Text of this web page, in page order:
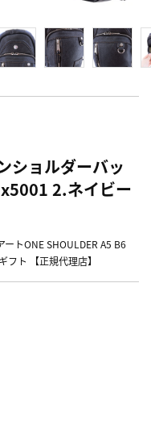
ショルダーバッ
2.ネイビー
トONE SHOULDER A5 B6
ト 【正規代理店】